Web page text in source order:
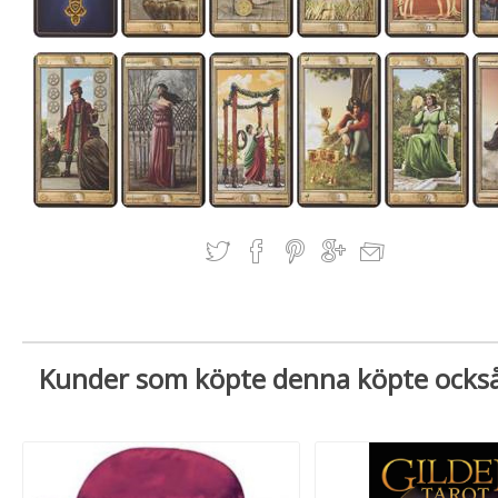
Kunder som köpte denna köpte